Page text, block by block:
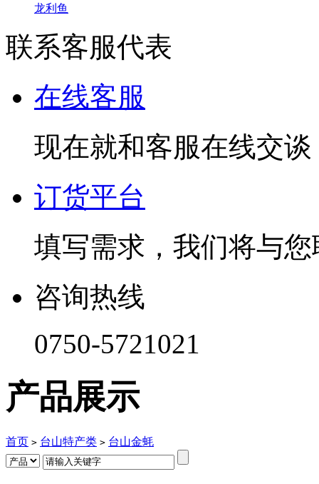
龙利鱼
联系客服代表
在线客服
现在就和客服在线交谈
订货平台
填写需求，我们将与您
咨询热线
0750-5721021
产品展示
首页 > 台山特产类 > 台山金蚝